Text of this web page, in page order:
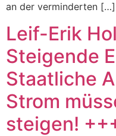
an der verminderten […]
Leif-Erik
Steigende
Staatliche
Strom
steigen!